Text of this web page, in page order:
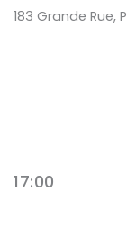
183 Grande
17:00